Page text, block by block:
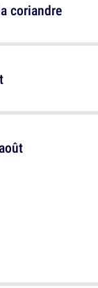
coriandre